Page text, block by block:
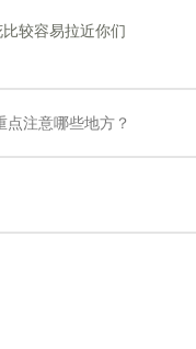
较容易拉近你们
点注意哪些地方？